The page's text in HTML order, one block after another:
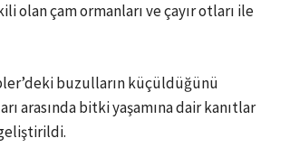
çam ormanları ve çayır otları ile
buzulların küçüldüğünü
arasında bitki yaşamına dair kanıtlar